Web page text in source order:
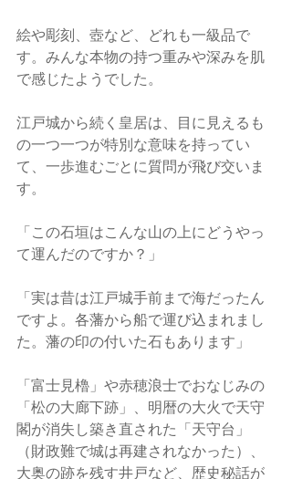
絵や彫刻、壺など、どれも一級品で
す。みんな本物の持つ重みや深みを肌
で感じたようでした。
江戸城から続く皇居は、目に見えるも
の一つ一つが特別な意味を持ってい
て、一歩進むごとに質問が飛び交いま
す。
「この石垣はこんな山の上にどうやっ
て運んだのですか？」
「実は昔は江戸城手前まで海だったん
ですよ。各藩から船で運び込まれまし
た。藩の印の付いた石もあります」
「富士見櫓」や赤穂浪士でおなじみの
「松の大廊下跡」、明暦の大火で天守
閣が消失し築き直された「天守台」
（財政難で城は再建されなかった）、
大奥の跡を残す井戸など、歴史秘話が